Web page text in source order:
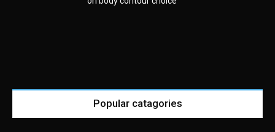
Popular catagories